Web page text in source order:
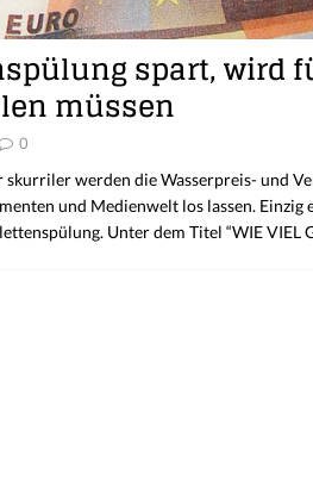
spart, wird
müssen
0
skurriler werden die Wasserpreis- und
und Medienwelt los lassen. Einzig
Unter dem Titel “WIE VIEL